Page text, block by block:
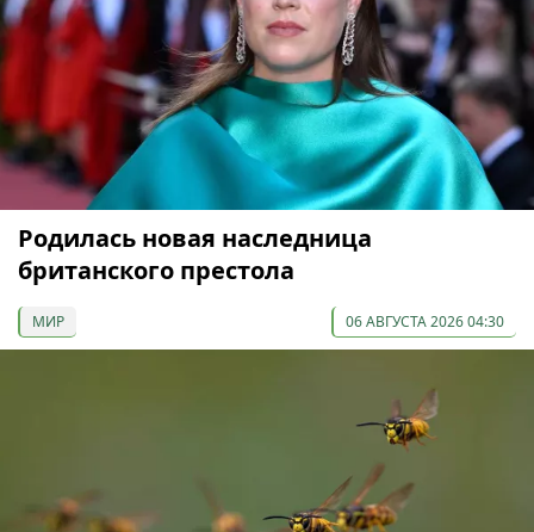
Родилась новая наследница
британского престола
МИР 06 АВГУСТА 2026 04:30